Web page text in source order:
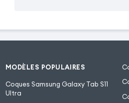
MODÈLES POPULAIRES
Coques Samsung Galaxy Tab S11
Ultra